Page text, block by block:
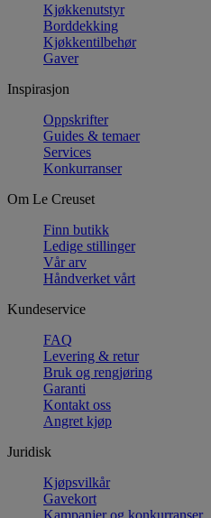
Kjøkkenutstyr
Borddekking
Kjøkkentilbehør
Gaver
Inspirasjon
Oppskrifter
Guides & temaer
Services
Konkurranser
Om Le Creuset
Finn butikk
Ledige stillinger
Vår arv
Håndverket vårt
Kundeservice
FAQ
Levering & retur
Bruk og rengjøring
Garanti
Kontakt oss
Angret kjøp
Juridisk
Kjøpsvilkår
Gavekort
Kampanjer og konkurranser